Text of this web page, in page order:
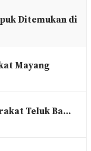
Ditemukan di
Mayang
Teluk Ba…